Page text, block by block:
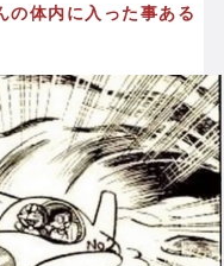
の体内に入った事ある